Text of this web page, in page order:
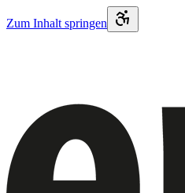
Zum Inhalt springen